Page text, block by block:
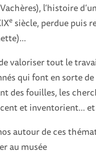
l’histoire
esiècle, perdue puis
valoriser tout le
qui font en sorte
des fouilles, les
et inventorient…
autour de ces
au musée